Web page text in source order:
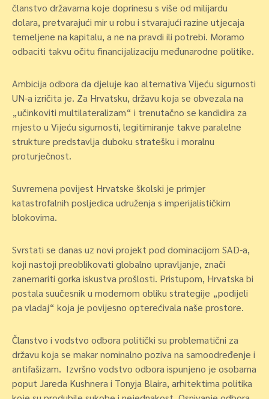
članstvo državama koje doprinesu s više od milijardu
dolara, pretvarajući mir u robu i stvarajući razine utjecaja
temeljene na kapitalu, a ne na pravdi ili potrebi. Moramo
odbaciti takvu očitu financijalizaciju međunarodne politike.
Ambicija odbora da djeluje kao alternativa Vijeću sigurnosti
UN-a izričita je. Za Hrvatsku, državu koja se obvezala na
„učinkoviti multilateralizam“ i trenutačno se kandidira za
mjesto u Vijeću sigurnosti, legitimiranje takve paralelne
strukture predstavlja duboku stratešku i moralnu
proturječnost.
Suvremena povijest Hrvatske školski je primjer
katastrofalnih posljedica udruženja s imperijalističkim
blokovima.
Svrstati se danas uz novi projekt pod dominacijom SAD-a,
koji nastoji preoblikovati globalno upravljanje, znači
zanemariti gorka iskustva prošlosti. Pristupom, Hrvatska bi
postala suučesnik u modernom obliku strategije „podijeli
pa vladaj“ koja je povijesno opterećivala naše prostore.
Članstvo i vodstvo odbora politički su problematični za
državu koja se makar nominalno poziva na samoodređenje i
antifašizam. Izvršno vodstvo odbora ispunjeno je osobama
poput Jareda Kushnera i Tonyja Blaira, arhitektima politika